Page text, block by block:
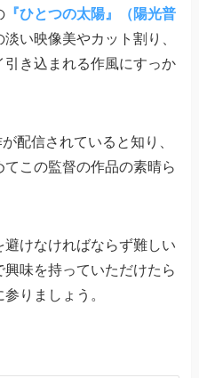
『ひとつの太陽』（陽光普
い映像美やカット割り、
き込まれる作風にすっか
配信されていると知り、
この監督の作品の素晴ら
けなければならず難しい
味を持っていただけたら
りましょう。